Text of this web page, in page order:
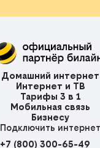
Домашний интернет
Интернет и ТВ
Тарифы 3 в 1
Мобильная связь
Бизнесу
Подключить интернет
+7 (800) 300-65-49